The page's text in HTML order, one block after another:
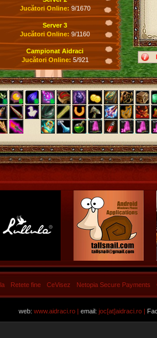
Jucători Online: 9/1670
Server 3
Jucători Online: 9/1160
Campionat Aidraci
Jucători Online: 5/921
Retete fine CeVisez Netopia Secure Payments
web: www.aidraci.ro | email: joc[at]aidraci.ro |